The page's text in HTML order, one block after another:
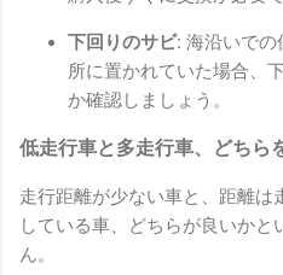
下回りのサビ: 海沿いでの
所に置かれていた場合、
か確認しましょう。
低走行車と多走行車、どちら
走行距離が少ない車と、距離は
している車、どちらが良いか
ん。